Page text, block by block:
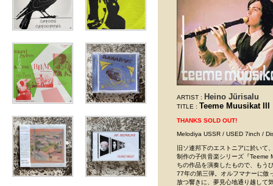
ARTIST : Heino Jürisalu
TITLE : Teeme Muusikat III
THANKS SOLD OUT!
Melodiya USSR / USED 7inch /
旧ソ連邦下のエストニアに於い
制作の子供音楽シリーズ『Teeme
ちの作品を演奏したもので、もう
77年の第三弾。オルフマナーに倣
放つ響きに、夢見心地通り越して